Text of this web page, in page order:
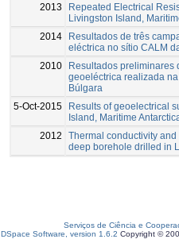
2013
Repeated Electrical
Livingston Island,
2014
Resultados de três
eléctrica no sítio CALM
2010
Resultados preliminares
geoeléctrica realizada
Búlgara
5-Oct-2015
Results of geoelectrical
Island, Maritime
2012
Thermal conductivity
deep borehole drilled in
Serviços de Ciência e
DSpace Software, version 1.6.2 Copyright ©